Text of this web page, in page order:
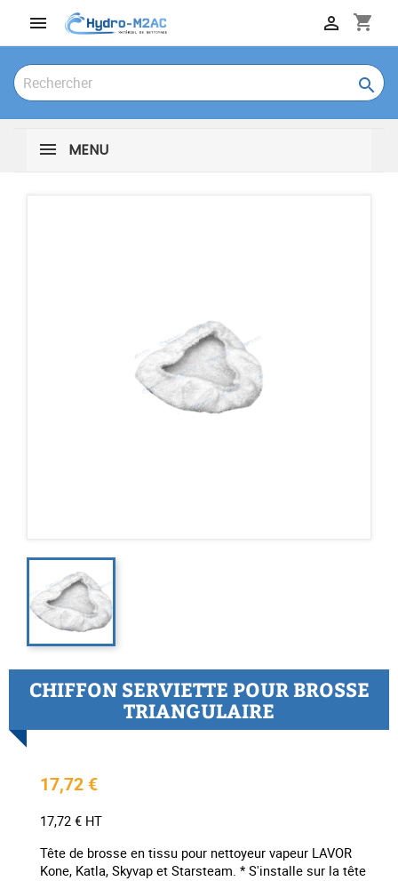
 shopping_cart


MENU
CHIFFON SERVIETTE POUR BROSSE
TRIANGULAIRE
17,72 €
17,72 € HT
Tête de brosse en tissu pour nettoyeur vapeur LAVOR
Kone, Katla, Skyvap et Starsteam. * S'installe sur la tête